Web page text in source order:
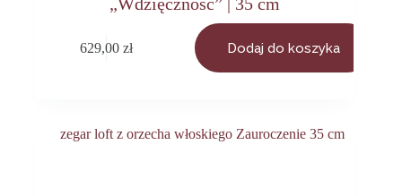
„Wdzięczność” | 35 cm
629,00zł Dodaj do koszyka